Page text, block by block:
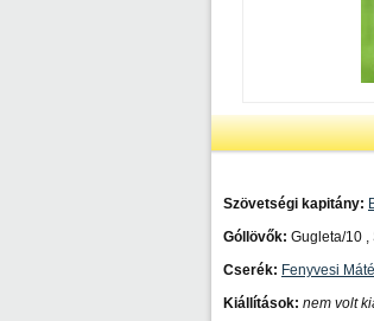
Szövetségi kapitány:
Góllövők: Gugleta/10 ,
Cserék: Fenyvesi
Kiállítások: nem volt